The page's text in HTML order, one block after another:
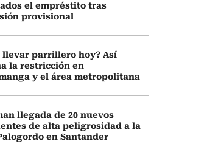
el empréstito tras
provisional
llevar parrillero hoy? Así
la restricción en
y el área metropolitana
llegada de 20 nuevos
de alta peligrosidad a la
en Santander